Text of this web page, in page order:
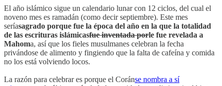
El año islámico sigue un calendario lunar con 12 ciclos, del cual el
noveno mes es ramadán (como decir septiembre). Este mes
seríasagrado porque fue la época del año en la que la totalidad
de las escrituras islámicasfue inventada porle fue revelada a
Mahoma, así que los fieles musulmanes celebran la fecha
privándose de alimento y fingiendo que la falta de cafeína y comida
no los está volviendo locos.
La razón para celebrar es porque el Coránse nombra a sí